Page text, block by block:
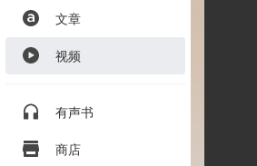
文章
视频
有声书
商店